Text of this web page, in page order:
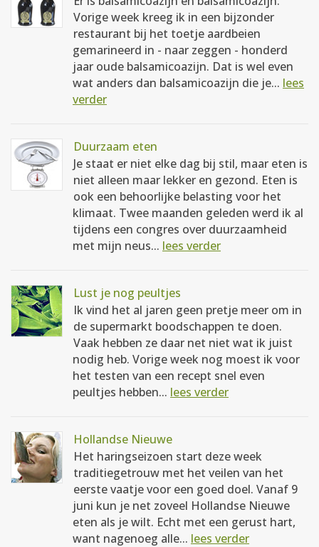
Vorige week kreeg ik in een bijzonder
restaurant bij het toetje aardbeien
gemarineerd in - naar zeggen - honderd
jaar oude balsamicoazijn. Dat is wel even
wat anders dan balsamicoazijn die je... lees
verder
Duurzaam eten
Je staat er niet elke dag bij stil, maar eten is
niet alleen maar lekker en gezond. Eten is
ook een behoorlijke belasting voor het
klimaat. Twee maanden geleden werd ik al
tijdens een congres over duurzaamheid
met mijn neus... lees verder
Lust je nog peultjes
Ik vind het al jaren geen pretje meer om in
de supermarkt boodschappen te doen.
Vaak hebben ze daar net niet wat ik juist
nodig heb. Vorige week nog moest ik voor
het testen van een recept snel even
peultjes hebben... lees verder
Hollandse Nieuwe
Het haringseizoen start deze week
traditiegetrouw met het veilen van het
eerste vaatje voor een goed doel. Vanaf 9
juni kun je net zoveel Hollandse Nieuwe
eten als je wilt. Echt met een gerust hart,
want nagenoeg alle... lees verder